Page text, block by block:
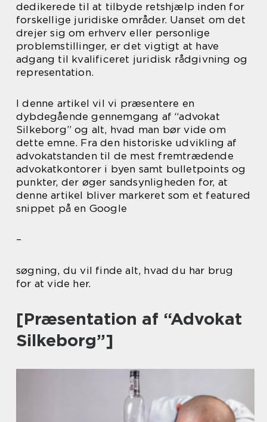
dedikerede til at tilbyde retshjælp inden for
forskellige juridiske områder. Uanset om det
drejer sig om erhverv eller personlige
problemstillinger, er det vigtigt at have
adgang til kvalificeret juridisk rådgivning og
representation.
I denne artikel vil vi præsentere en
dybdegående gennemgang af “advokat
Silkeborg” og alt, hvad man bør vide om
dette emne. Fra den historiske udvikling af
advokatstanden til de mest fremtrædende
advokatkontorer i byen samt bulletpoints og
punkter, der øger sandsynligheden for, at
denne artikel bliver markeret som et featured
snippet på en Google
–
søgning, du vil finde alt, hvad du har brug
for at vide her.
[Præsentation af “Advokat
Silkeborg”]